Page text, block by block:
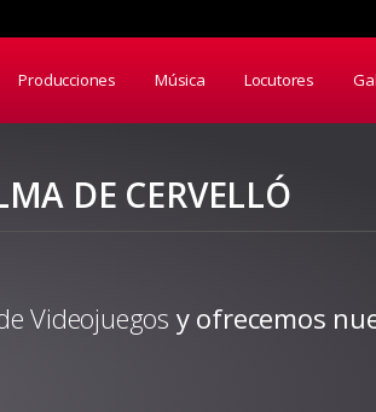
Producciones Música Locutores
DE CERVELLÓ
Videojuegos y ofrecemos